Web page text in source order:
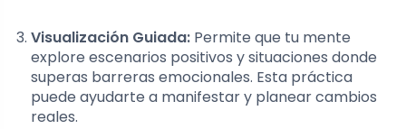
Visualización Guiada: Permite que tu mente
explore escenarios positivos y situaciones donde
superas barreras emocionales. Esta práctica
puede ayudarte a manifestar y planear cambios
reales.